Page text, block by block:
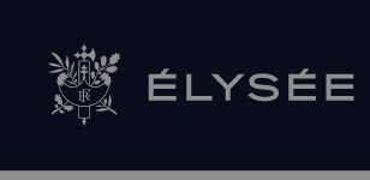
Zur Startseite